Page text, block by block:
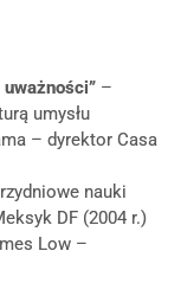
–
umysłu
– dyrektor Casa
nauki
DF (2004 r.)
Low –